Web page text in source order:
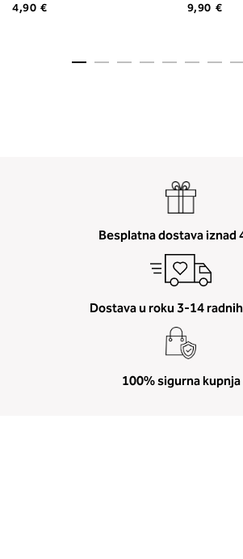
4,90 €
9,90 €
Besplatna dostava iznad
Dostava u roku 3-14
100% sigurna kupnja